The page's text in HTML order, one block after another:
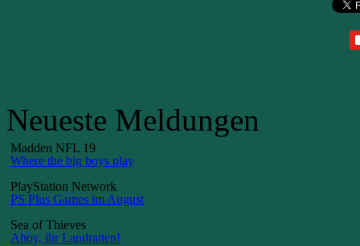
Neueste Meldungen
Madden NFL 19
Where the big boys play
PlayStation Network
PS Plus Games im August
Sea of Thieves
Ahoy, ihr Landratten!